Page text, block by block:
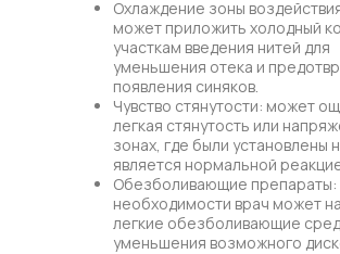
Охлаждение зоны
может приложить холодный
участкам введения нитей для
уменьшения отека и
появления синяков.
Чувство стянутости: может
легкая стянутость или
зонах, где были установлены
является нормальной
Обезболивающие препараты:
необходимости врач может
легкие обезболивающие
уменьшения возможного